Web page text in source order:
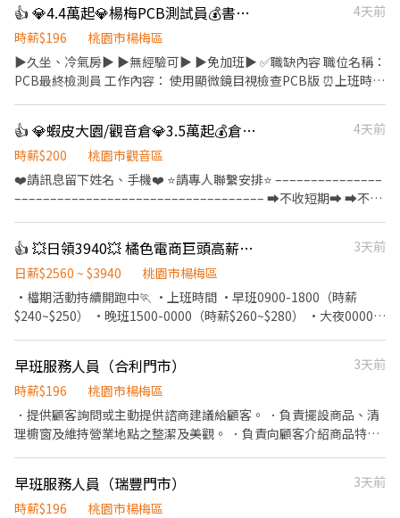
👍 💎4.4萬起💎楊梅PCB測試員💰書審💰無經驗可💰
4天前
時薪$196
桃園市楊梅區
▶️久坐、冷氣房▶️ ▶️無經驗可▶️ ▶️免加班▶️ ✅職缺內容 職位名稱：
PCB最終檢測員 工作內容： 使用顯微鏡目視檢查PCB版 ⏰上班時間
日班最高可領39000起 ⭐夜班最高可領44000起 ✅福利亮點 提供置
物櫃 公司團體保險：意外險保額100萬、醫療險3萬、住院日額1千/
天 優信獨家福利：三節禮品或禮金、結婚生育禮金、喪儀慰問金(到
職滿三個月即可享有) ✅工作須知 1.需久坐 2.穿全套無塵衣 ✅工作地
息留下姓名、手機❤️ ⭐請專人聯繫安排⭐
👍 💎蝦皮大園/觀音倉💎3.5萬起💰倉儲專員💰福利佳💰BY
4天前
時薪$200
桃園市觀音區
❤️請訊息留下姓名、手機❤️ ⭐請專人聯繫安排⭐ –––––––––––––––
––––––––––––––––––––––––––––––––––– ➡️不收短期➡️ ➡️不收
(22:00-07:00) 【休假制度】8-10天 【工作內容】 1.進出貨作業 2.包
裹理貨及異常包裹處理作業 3.每日現場作業異常排除 4.帶領10人以
上工作小組，達成每日作業進度及小組作業進度 5.主管交辦事項
【工作薪資】 時薪200 (37000起) 【工作福利】 1.年終獎金-依照公
路 桃園市觀音區寶倉街 - ❤️請訊息留下姓名、手機❤️ ⭐請專人聯繫
安排⭐
👍 💥日領3940💥 橘色電商巨頭高薪持續中💥
3天前
日薪$2560 ~ $3940
桃園市楊梅區
•檔期活動持續開跑中🏃 •上班時間 •早班0900-1800（時薪
$240~$250） •晚班1500-0000（時薪$260~$280） •大夜0000-
區國際路一段 •休假制度:排休/週休六日/週休日一 •朋友一起應徵
可!!!!! •獨家提供宿舍 包水電 網路 •可日領全薪/週領10000 •可固
定8H不加班 ▃▃▃▃▃▃▃報名方式▃▃▃▃▃▃▃▃▃ 🌟黎先
生：0977755859 🌟賴ID：0977755859 🌟其他職缺
早班服務人員（合利門市）
3天前
時薪$196
桃園市楊梅區
．提供顧客詢問或主動提供諮商建議給顧客。 ．負責擺設商品、清
理櫥窗及維持營業地點之整潔及美觀。 ．負責向顧客介紹商品特
束營業前，統計銷售情形、盤點貨品存量及撰寫當日業務報表。
早班服務人員（瑞豐門市）
3天前
時薪$196
桃園市楊梅區